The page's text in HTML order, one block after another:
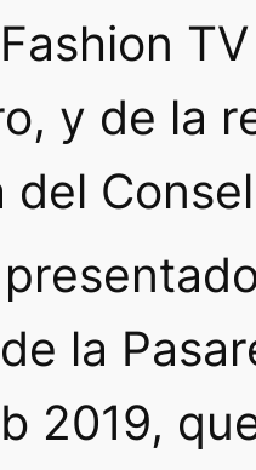
y de la
la
2019,